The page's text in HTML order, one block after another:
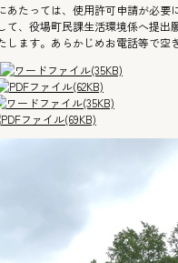
たっては、使用許可申請が必要
て、役場町民課生活環境係へ提出
ます。あらかじめお電話等で空
(35KB)
(62KB)
(35KB)
(69KB)